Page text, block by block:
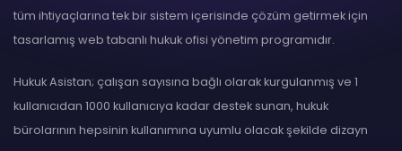
tüm ihtiyaçlarına tek bir sistem içerisinde çözüm getirmek için
tasarlamış web tabanlı hukuk ofisi yönetim programıdır.
Hukuk Asistan; çalışan sayısına bağlı olarak kurgulanmış ve 1
kullanıcıdan 1000 kullanıcıya kadar destek sunan, hukuk
bürolarının hepsinin kullanımına uyumlu olacak şekilde dizayn